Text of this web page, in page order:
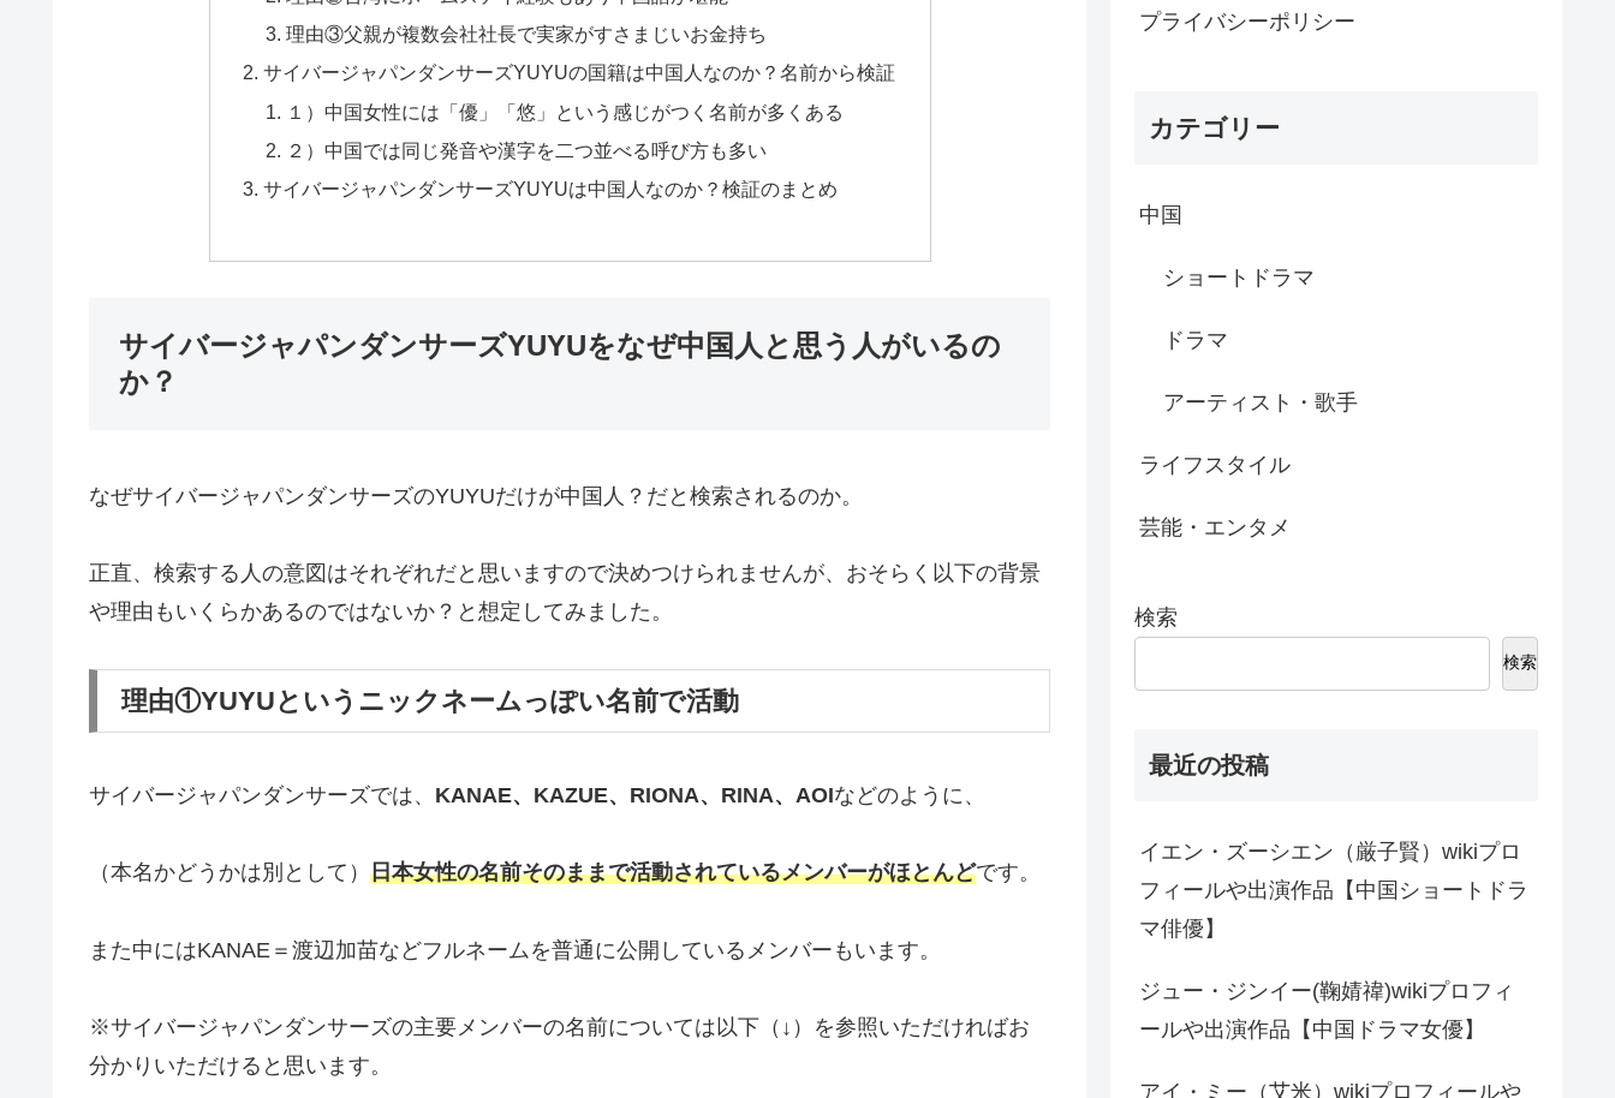
理由③父親が複数会社社長で実家がすさまじいお金持ち
サイバージャパンダンサーズYUYUの国籍は中国人なのか？名前から検証
１）中国女性には「優」「悠」という感じがつく名前が多くある
２）中国では同じ発音や漢字を二つ並べる呼び方も多い
サイバージャパンダンサーズYUYUは中国人なのか？検証のまとめ
サイバージャパンダンサーズYUYUをなぜ中国人と思う人がいるの
か？
なぜサイバージャパンダンサーズのYUYUだけが中国人？だと検索されるのか。
正直、検索する人の意図はそれぞれだと思いますので決めつけられませんが、おそらく以下の背景
や理由もいくらかあるのではないか？と想定してみました。
理由①YUYUというニックネームっぽい名前で活動
サイバージャパンダンサーズでは、 KANAE、KAZUE、RIONA、RINA、AOIなどのように、
（本名かどうかは別として） 日本女性の名前そのままで活動されているメンバーがほとんどです。
また中にはKANAE＝渡辺加苗などフルネームを普通に公開しているメンバーもいます。
※サイバージャパンダンサーズの主要メンバーの名前については以下（↓）を参照いただければお
分かりいただけると思います。
プライバシーポリシー
カテゴリー
中国
ショートドラマ
ドラマ
アーティスト・歌手
ライフスタイル
芸能・エンタメ
検索
検索
最近の投稿
イエン・ズーシエン（厳子賢）wikiプロ
フィールや出演作品【中国ショートドラ
マ俳優】
ジュー・ジンイー(鞠婧禕)wikiプロフィ
ールや出演作品【中国ドラマ女優】
アイ・ミー（艾米）wikiプロフィールや